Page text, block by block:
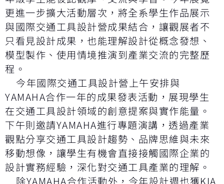
更進一步擴大活動層次，將全系學生作品展示
與國際交通工具設計營成果結合，讓觀展者不
只看見設計成果，也能理解設計從概念發想、
模型製作、使用情境推演到產業交流的完整歷
程。
今年國際交通工具設計營上午安排與
YAMAHA合作一年的成果發表活動，展現學生
在交通工具設計領域的創意提案與實作能量。
下午則邀請YAMAHA進行專題演講，透過產業
觀點分享交通工具設計趨勢、品牌思維與未來
移動想像，讓學生有機會直接接觸國際企業的
設計實務經驗，深化對交通工具產業的理解。
除YAMAHA合作活動外，今年設計週也獲KIA